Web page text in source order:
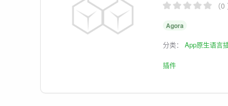
（
Agora
分类：App原生语言
插件